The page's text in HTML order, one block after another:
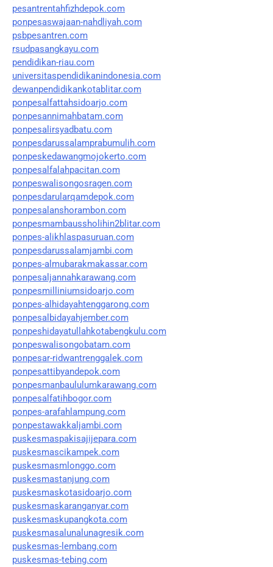
pesantrentahfizhdepok.com
ponpesaswajaan-nahdliyah.com
psbpesantren.com
rsudpasangkayu.com
pendidikan-riau.com
universitaspendidikanindonesia.com
dewanpendidikankotablitar.com
ponpesalfattahsidoarjo.com
ponpesannimahbatam.com
ponpesalirsyadbatu.com
ponpesdarussalamprabumulih.com
ponpeskedawangmojokerto.com
ponpesalfalahpacitan.com
ponpeswalisongosragen.com
ponpesdarularqamdepok.com
ponpesalanshorambon.com
ponpesmambaussholihin2blitar.com
ponpes-alikhlaspasuruan.com
ponpesdarussalamjambi.com
ponpes-almubarakmakassar.com
ponpesaljannahkarawang.com
ponpesmilliniumsidoarjo.com
ponpes-alhidayahtenggarong.com
ponpesalbidayahjember.com
ponpeshidayatullahkotabengkulu.com
ponpeswalisongobatam.com
ponpesar-ridwantrenggalek.com
ponpesattibyandepok.com
ponpesmanbaululumkarawang.com
ponpesalfatihbogor.com
ponpes-arafahlampung.com
ponpestawakkaljambi.com
puskesmaspakisajijepara.com
puskesmascikampek.com
puskesmasmlonggo.com
puskesmastanjung.com
puskesmaskotasidoarjo.com
puskesmaskaranganyar.com
puskesmaskupangkota.com
puskesmasalunalunagresik.com
puskesmas-lembang.com
puskesmas-tebing.com